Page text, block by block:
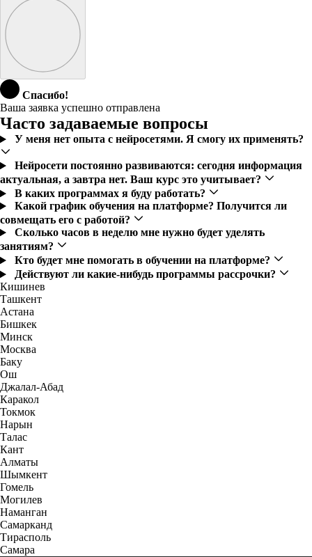
Спасибо!
Ваша заявка успешно отправлена
Часто задаваемые вопросы
У меня нет опыта с нейросетями. Я смогу их применять?
Нейросети постоянно развиваются: сегодня информация
актуальная, а завтра нет. Ваш курс это учитывает?
В каких программах я буду работать?
Какой график обучения на платформе? Получится ли
совмещать его с работой?
Сколько часов в неделю мне нужно будет уделять
занятиям?
Кто будет мне помогать в обучении на платформе?
Действуют ли какие-нибудь программы рассрочки?
Кишинев
Ташкент
Астана
Бишкек
Минск
Москва
Баку
Ош
Джалал-Абад
Каракол
Токмок
Нарын
Талас
Кант
Алматы
Шымкент
Гомель
Могилев
Наманган
Самарканд
Тирасполь
Самара